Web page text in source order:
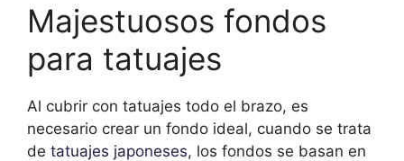
Majestuosos fondos
para tatuajes
Al cubrir con tatuajes todo el brazo, es
necesario crear un fondo ideal, cuando se trata
de tatuajes japoneses, los fondos se basan en